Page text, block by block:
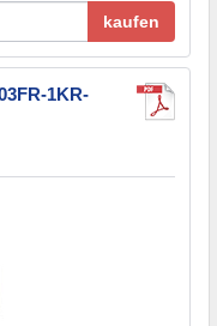
kaufen
1KR-